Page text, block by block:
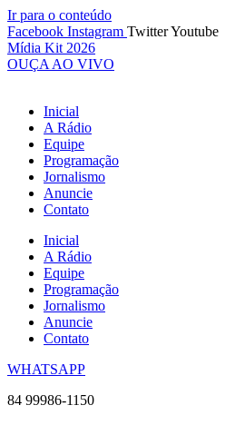
Ir para o conteúdo
Facebook Instagram TwitterYoutube
Mídia Kit 2026
OUÇA AO VIVO
Inicial
A Rádio
Equipe
Programação
Jornalismo
Anuncie
Contato
Inicial
A Rádio
Equipe
Programação
Jornalismo
Anuncie
Contato
WHATSAPP
84 99986-1150